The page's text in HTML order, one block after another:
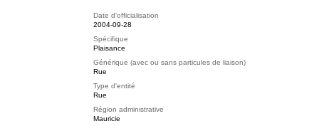
Date d'officialisation
2004-09-28
Spécifique
Plaisance
Générique (avec ou sans particules de liaison)
Rue
Type d'entité
Rue
Région administrative
Mauricie